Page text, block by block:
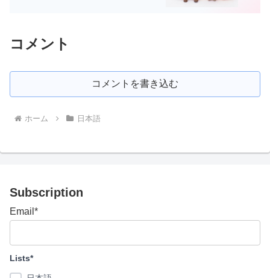
コメント
コメントを書き込む
ホーム 日本語
Subscription
Email*
Lists*